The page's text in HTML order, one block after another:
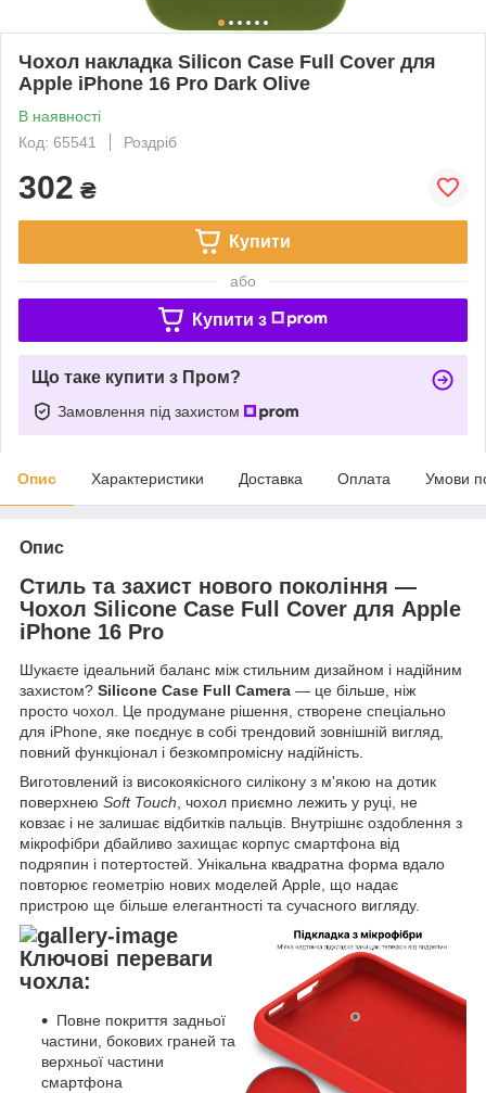
Чохол накладка Silicon Case Full Cover для
Apple iPhone 16 Pro Dark Olive
В наявності
Код: 65541
Роздріб
302 ₴
Купити
або
Купити з
Що таке купити з Пром?
Замовлення під захистом
Опис Характеристики Доставка Оплата Умови
Опис
Стиль та захист нового покоління —
Чохол Silicone Case Full Cover для Apple
iPhone 16 Pro
Шукаєте ідеальний баланс між стильним дизайном і надійним
захистом? Silicone Case Full Camera — це більше, ніж
просто чохол. Це продумане рішення, створене спеціально
для iPhone, яке поєднує в собі трендовий зовнішній вигляд,
повний функціонал і безкомпромісну надійність.
Виготовлений із високоякісного силікону з м'якою на дотик
поверхнею Soft Touch, чохол приємно лежить у руці, не
ковзає і не залишає відбитків пальців. Внутрішнє оздоблення з
мікрофібри дбайливо захищає корпус смартфона від
подряпин і потертостей. Унікальна квадратна форма вдало
повторює геометрію нових моделей Apple, що надає
пристрою ще більше елегантності та сучасного вигляду.
Ключові переваги
чохла:
Повне покриття задньої
частини, бокових граней та
верхньої частини
смартфона